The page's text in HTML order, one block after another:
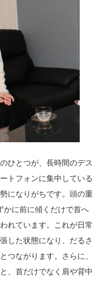
ひとつが、長時間のデス
トフォンに集中している
になりがちです。頭の重
かに前に傾くだけで首へ
れています。これが日常
した状態になり、だるさ
つながります。さらに、
、首だけでなく肩や背中